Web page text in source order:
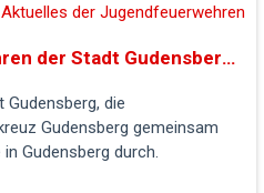
Aktuelles der Jugendfeuerwehren
Gemeinsame Großübung der Jugendfeuerwehren der Stadt Gudensberg, Edermünde und dem Jugendrotkreuz
die
Gudensberg gemeinsam
Gudensberg durch.